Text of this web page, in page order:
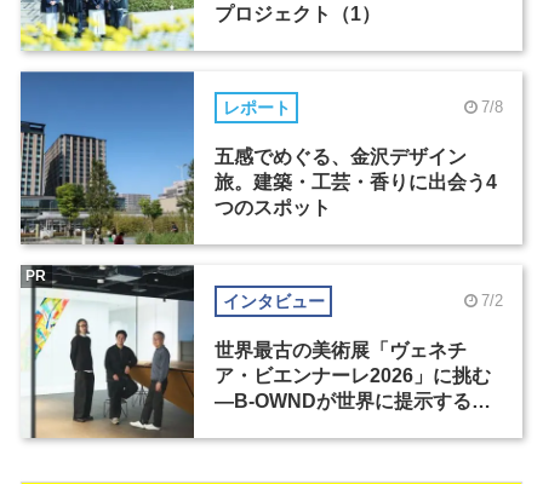
プロジェクト（1）
レポート 7/8
五感でめぐる、金沢デザイン
旅。建築・工芸・香りに出会う4
つのスポット
インタビュー 7/2
世界最古の美術展「ヴェネチ
ア・ビエンナーレ2026」に挑む
―B-OWNDが世界に提示する美
PR